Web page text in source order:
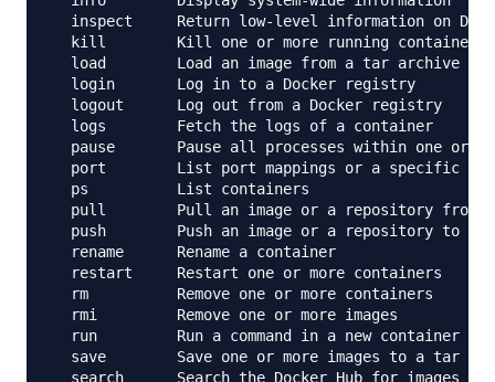
inspect     Return low-level information on
  kill        Kill one or more running containers
load        Load an image from a tar archive or
  login       Log in to a Docker registry
  logout      Log out from a Docker registry
  logs        Fetch the logs of a container
pause       Pause all processes within one or
port        List port mappings or a specific
  ps          List containers
pull        Pull an image or a repository from
push        Push an image or a repository to a
  rename      Rename a container
  restart     Restart one or more containers
  rm          Remove one or more containers
  rmi         Remove one or more images
  run         Run a command in a new container
save        Save one or more images to a tar
  search      Search the Docker Hub for images